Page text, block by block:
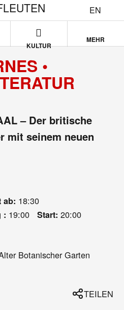
EN
KULTUR
MEHR
•
– Der britische
mit seinem neuen
ab: 18:30
: 19:00 Start: 20:00
Botanischer Garten
TEILEN